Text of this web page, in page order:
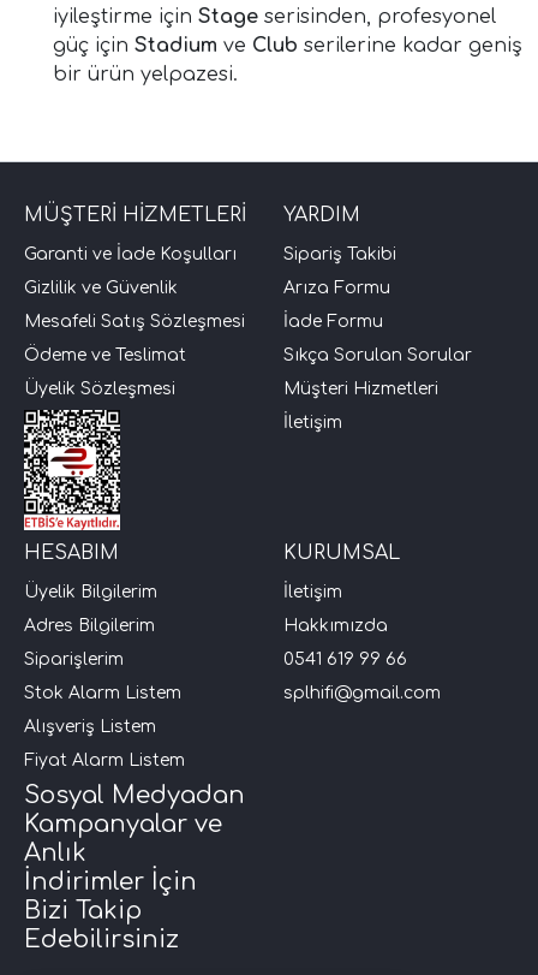
Performans)
iyileştirme için Stage serisinden, profesyonel
güç için Stadium ve Club serilerine kadar geniş
bir ürün yelpazesi.
MÜŞTERİ HİZMETLERİ
Garanti ve İade Koşulları
Gizlilik ve Güvenlik
Mesafeli Satış Sözleşmesi
Ödeme ve Teslimat
Üyelik Sözleşmesi
YARDIM
Sipariş Takibi
Arıza Formu
İade Formu
Sıkça Sorulan Sorular
Müşteri Hizmetleri
İletişim
HESABIM
Üyelik Bilgilerim
Adres Bilgilerim
Siparişlerim
Stok Alarm Listem
Alışveriş Listem
Fiyat Alarm Listem
KURUMSAL
İletişim
Hakkımızda
0541 619 99 66
splhifi@gmail.com
Sosyal Medyadan
Kampanyalar ve
Anlık
İndirimler İçin
Bizi Takip
Edebilirsiniz